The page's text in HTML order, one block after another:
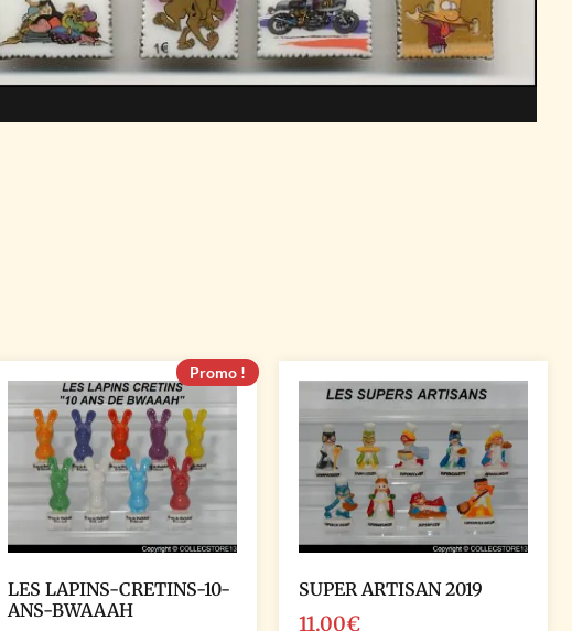
Promo !
LES LAPINS-CRETINS-10-
ANS-BWAAAH
SUPER ARTISAN 2019
11.00€